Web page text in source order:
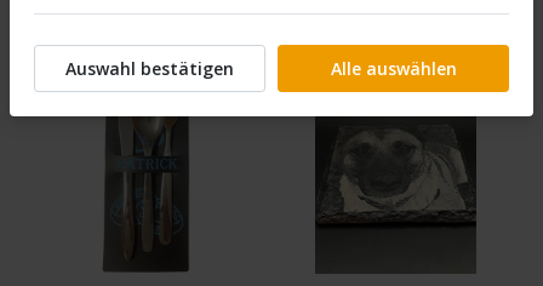
Auswahl bestätigen Alle auswählen